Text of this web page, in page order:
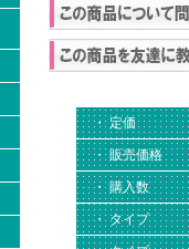
・ 定価
・ 販売価格
・ 購入数
・ タイプ